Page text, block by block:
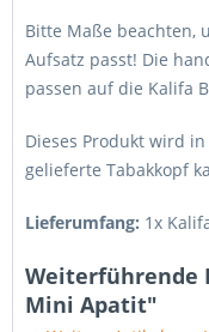
Bitte Maße beachten,
Aufsatz passt! Die
passen auf die Kalifa
Dieses Produkt wird
gelieferte Tabakkopf
Lieferumfang: 1x
Weiterführende
Mini Apatit"